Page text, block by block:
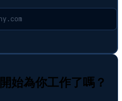
始為你工作了嗎？